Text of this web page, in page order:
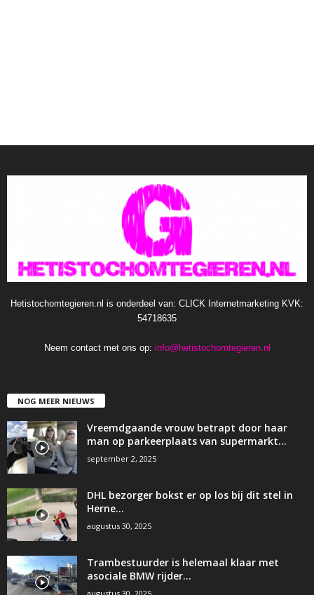
Hetistochomtegieren.nl is onderdeel van: CLICK Internetmarketing KVK:
54718635
Neem contact met ons op: info@hetistochomtegieren.nl
NOG MEER NIEUWS
Vreemdgaande vrouw betrapt door haar
man op parkeerplaats van supermarkt…
september 2, 2025
DHL bezorger bokst er op los bij dit stel in
Herne…
augustus 30, 2025
Trambestuurder is helemaal klaar met
asociale BMW rijder…